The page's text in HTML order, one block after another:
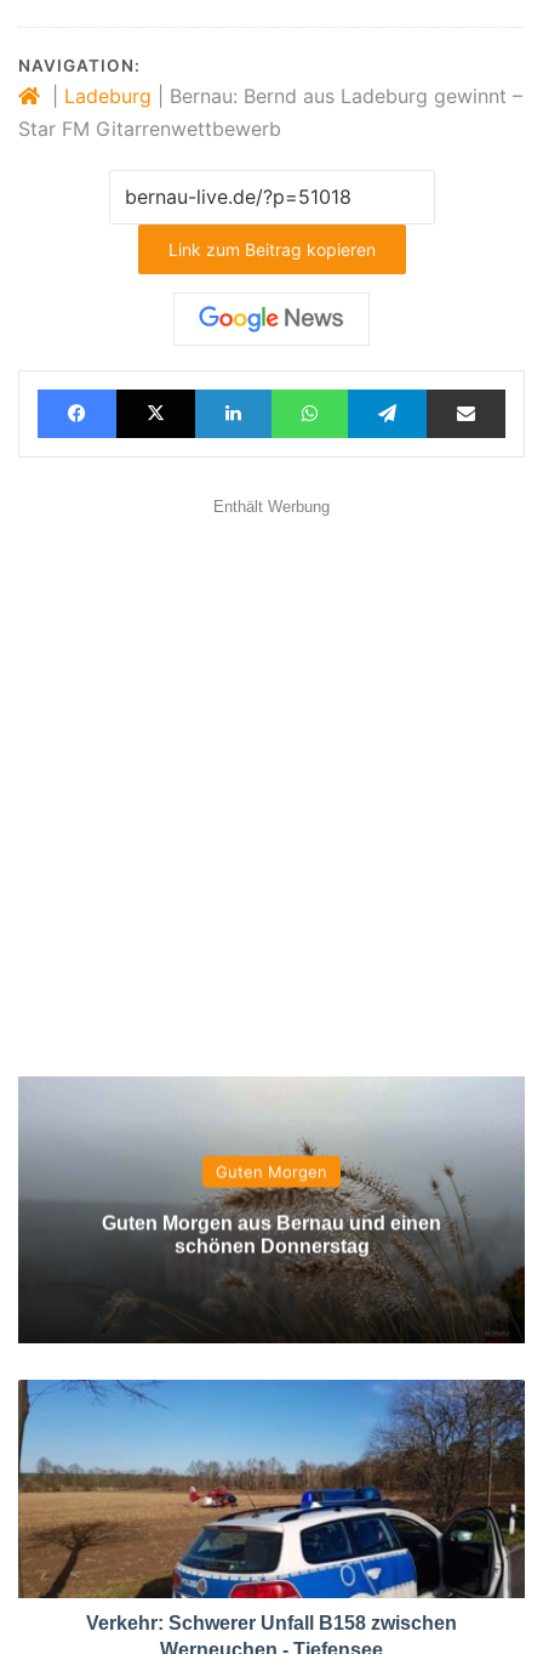
NAVIGATION:
Ladeburg
Bernau: Bernd aus Ladeburg gewinnt –
Star FM Gitarrenwettbewerb
Link zum Beitrag kopieren
FacebookX LinkedInWhatsAppTelegramTeilen via E-Mail
Enthält Werbung
Guten Morgen
Guten Morgen aus Bernau und einen
schönen Donnerstag
Verkehr: Schwerer Unfall B158 zwischen
Werneuchen - Tiefensee